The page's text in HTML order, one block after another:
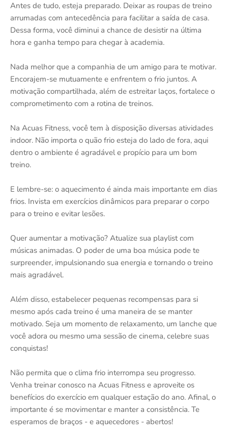
Antes de tudo, esteja preparado. Deixar as roupas de treino
arrumadas com antecedência para facilitar a saída de casa.
Dessa forma, você diminui a chance de desistir na última
hora e ganha tempo para chegar à academia.
Nada melhor que a companhia de um amigo para te motivar.
Encorajem-se mutuamente e enfrentem o frio juntos. A
motivação compartilhada, além de estreitar laços, fortalece o
comprometimento com a rotina de treinos.
Na Acuas Fitness, você tem à disposição diversas atividades
indoor. Não importa o quão frio esteja do lado de fora, aqui
dentro o ambiente é agradável e propício para um bom
treino.
E lembre-se: o aquecimento é ainda mais importante em dias
frios. Invista em exercícios dinâmicos para preparar o corpo
para o treino e evitar lesões.
Quer aumentar a motivação? Atualize sua playlist com
músicas animadas. O poder de uma boa música pode te
surpreender, impulsionando sua energia e tornando o treino
mais agradável.
Além disso, estabelecer pequenas recompensas para si
mesmo após cada treino é uma maneira de se manter
motivado. Seja um momento de relaxamento, um lanche que
você adora ou mesmo uma sessão de cinema, celebre suas
conquistas!
Não permita que o clima frio interrompa seu progresso.
Venha treinar conosco na Acuas Fitness e aproveite os
benefícios do exercício em qualquer estação do ano. Afinal, o
importante é se movimentar e manter a consistência. Te
esperamos de braços - e aquecedores - abertos!